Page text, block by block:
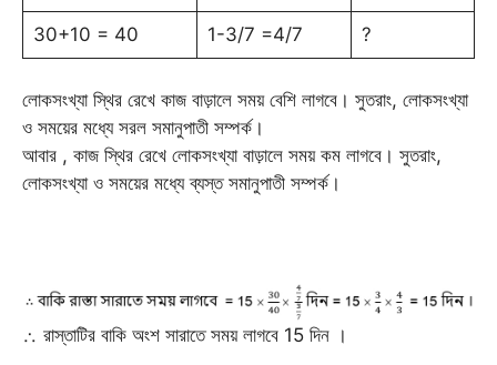
30+10 = 40 1-3/7 =4/7 ?
লোকসংখ্যা স্থির রেখে কাজ বাড়ালে সময় বেশি লাগবে। সুতরাং, লোকসংখ্যা
ও সময়ের মধ্যে সরল সমানুপাতী সম্পর্ক।
আবার , কাজ স্থির রেখে লোকসংখ্যা বাড়ালে সময় কম লাগবে। সুতরাং,
লোকসংখ্যা ও সময়ের মধ্যে ব্যস্ত সমানুপাতী সম্পর্ক।
∴ রাস্তাটির বাকি অংশ সারাতে সময় লাগবে 15 দিন ।